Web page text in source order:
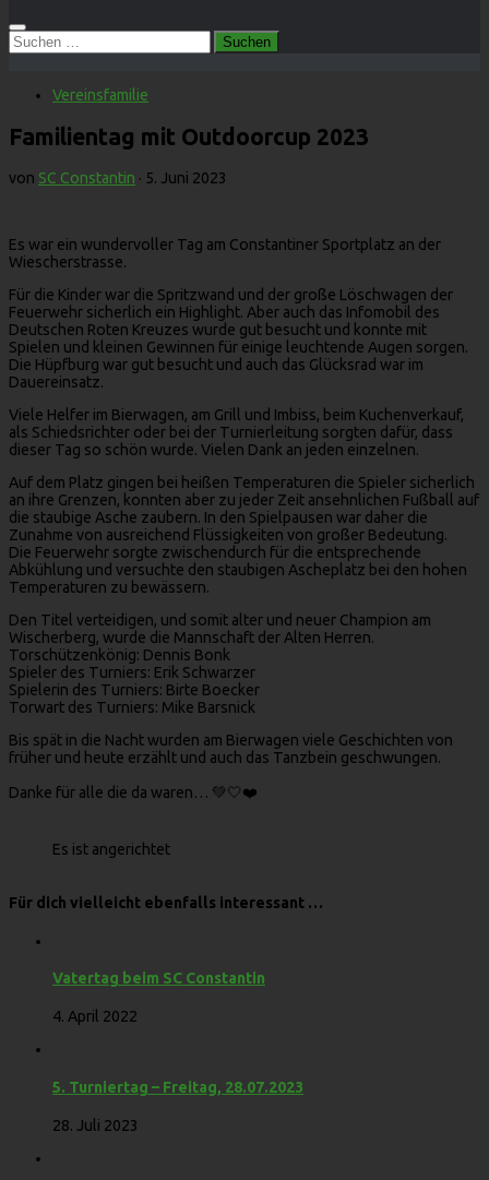
Suchen
nach:
Vereinsfamilie
Familientag mit Outdoorcup 2023
von SC Constantin · 5. Juni 2023
Es war ein wundervoller Tag am Constantiner Sportplatz an der
Wiescherstrasse.
Für die Kinder war die Spritzwand und der große Löschwagen der
Feuerwehr sicherlich ein Highlight. Aber auch das Infomobil des
Deutschen Roten Kreuzes wurde gut besucht und konnte mit
Spielen und kleinen Gewinnen für einige leuchtende Augen sorgen.
Die Hüpfburg war gut besucht und auch das Glücksrad war im
Dauereinsatz.
Viele Helfer im Bierwagen, am Grill und Imbiss, beim Kuchenverkauf,
als Schiedsrichter oder bei der Turnierleitung sorgten dafür, dass
dieser Tag so schön wurde. Vielen Dank an jeden einzelnen.
Auf dem Platz gingen bei heißen Temperaturen die Spieler sicherlich
an ihre Grenzen, konnten aber zu jeder Zeit ansehnlichen Fußball auf
die staubige Asche zaubern. In den Spielpausen war daher die
Zunahme von ausreichend Flüssigkeiten von großer Bedeutung.
Die Feuerwehr sorgte zwischendurch für die entsprechende
Abkühlung und versuchte den staubigen Ascheplatz bei den hohen
Temperaturen zu bewässern.
Den Titel verteidigen, und somit alter und neuer Champion am
Wischerberg, wurde die Mannschaft der Alten Herren.
Torschützenkönig: Dennis Bonk
Spieler des Turniers: Erik Schwarzer
Spielerin des Turniers: Birte Boecker
Torwart des Turniers: Mike Barsnick
Bis spät in die Nacht wurden am Bierwagen viele Geschichten von
früher und heute erzählt und auch das Tanzbein geschwungen.
Danke für alle die da waren… 💚🤍❤️
Es ist angerichtet
Für dich vielleicht ebenfalls interessant …
Vatertag beim SC Constantin
4. April 2022
5. Turniertag – Freitag, 28.07.2023
28. Juli 2023